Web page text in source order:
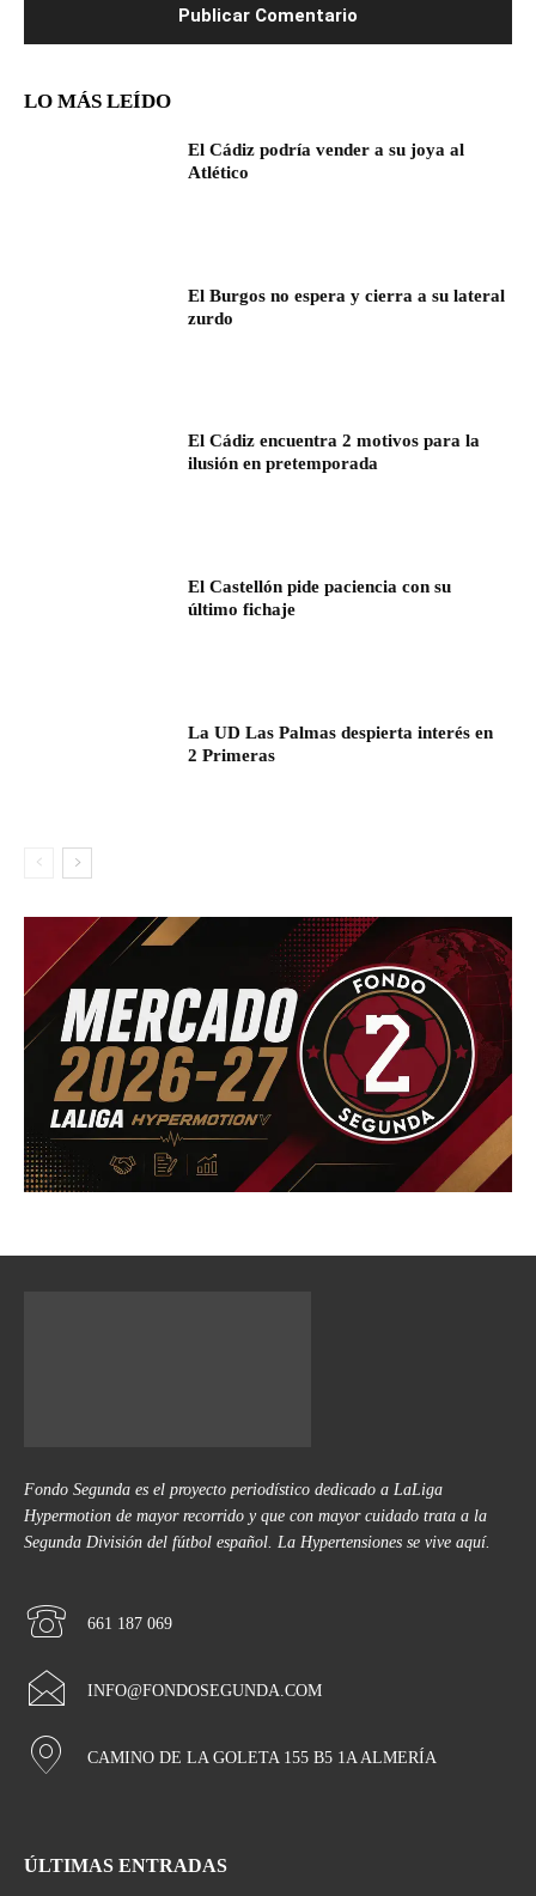
LO MÁS LEÍDO
El Cádiz podría vender a su joya al
Atlético
El Burgos no espera y cierra a su lateral
zurdo
El Cádiz encuentra 2 motivos para la
ilusión en pretemporada
El Castellón pide paciencia con su
último fichaje
La UD Las Palmas despierta interés en
2 Primeras
Fondo Segunda es el proyecto periodístico dedicado a LaLiga
Hypermotion de mayor recorrido y que con mayor cuidado trata a la
Segunda División del fútbol español. La Hypertensiones se vive aquí.
661 187 069
INFO@FONDOSEGUNDA.COM
CAMINO DE LA GOLETA 155 B5 1A ALMERÍA
ÚLTIMAS ENTRADAS